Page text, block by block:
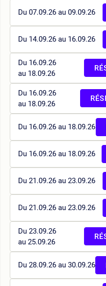
Du 07.09.26 au 09.09.26
Du 14.09.26 au 16.09.26
Du 16.09.26
au 18.09.26
Du 16.09.26
au 18.09.26
Du 16.09.26 au 18.09.26
Du 16.09.26 au 18.09.26
Du 21.09.26 au 23.09.26
Du 21.09.26 au 23.09.26
Du 23.09.26
au 25.09.26
Du 28.09.26 au 30.09.26